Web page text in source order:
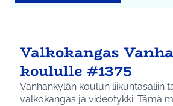
Valkokangas
koululle #1375
Vanhankylän koulun liikuntasaliin
valkokangas ja videotykki. Tämä